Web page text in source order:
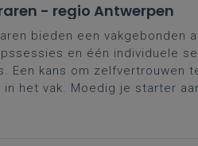
- regio Antwerpen
bieden een vakgebonden
en één individuele
Een kans om
het vak. Moedig je starter